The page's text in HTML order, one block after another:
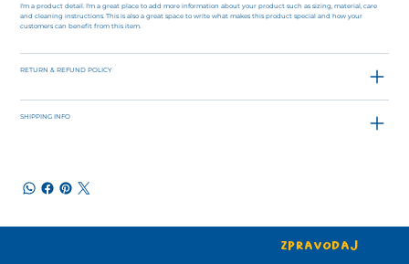
I'm a product detail. I'm a great place to add more information about your product such as sizing, material, care
and cleaning instructions. This is also a great space to write what makes this product special and how your
customers can benefit from this item.
RETURN & REFUND POLICY
SHIPPING INFO
Zpravodaj